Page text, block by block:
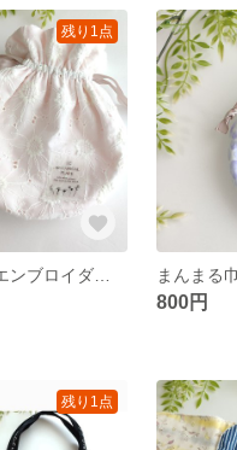
残り1点
まんまる巾着*エンブロイダリーフラワー まんまる
800円
残り1点